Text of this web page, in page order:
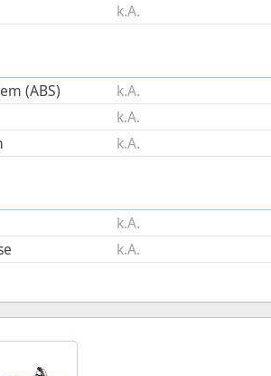
k.A.
(ABS)
k.A.
k.A.
k.A.
k.A.
k.A.